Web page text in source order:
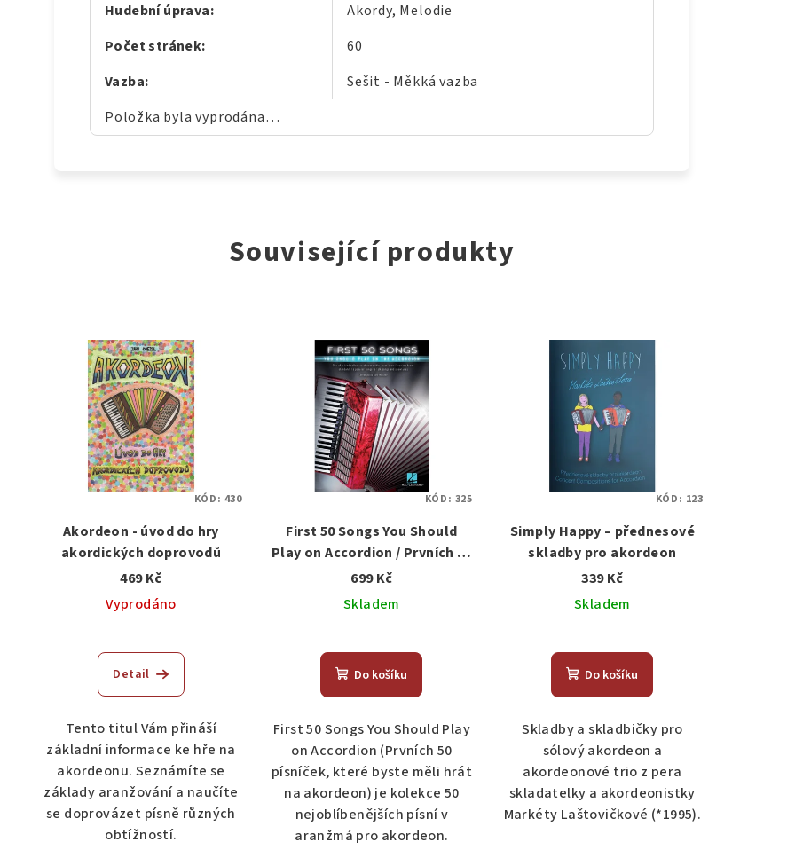
Hudební úprava:
Akordy, Melodie
Počet stránek:
60
Vazba:
Sešit - Měkká vazba
Položka byla vyprodána…
Související produkty
Akordeon - úvod do hry
akordických doprovodů
469 Kč
Vyprodáno
Detail
Tento titul Vám přináší
základní informace ke hře na
akordeonu. Seznámíte se
základy aranžování a naučíte
se doprovázet písně různých
obtížností.
KÓD: 430
First 50 Songs You Should
Play on Accordion / Prvních 50
písníček pro akordeon
699 Kč
Skladem
Do košíku
First 50 Songs You Should Play
on Accordion (Prvních 50
písníček, které byste měli hrát
na akordeon) je kolekce 50
nejoblíbenějších písní v
aranžmá pro akordeon.
KÓD: 325
Simply Happy – přednesové
skladby pro akordeon
339 Kč
Skladem
Do košíku
Skladby a skladbičky pro
sólový akordeon a
akordeonové trio z pera
skladatelky a akordeonistky
Markéty Laštovičkové (*1995).
KÓD: 123